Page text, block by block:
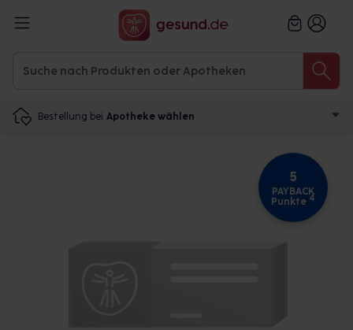
Bestellung bei Apotheke wählen
5
PAYBACK
Punkte 4